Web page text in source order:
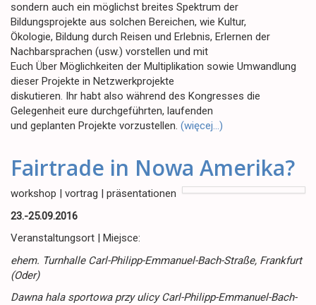
sondern auch ein möglichst breites Spektrum der
Bildungsprojekte aus solchen Bereichen, wie Kultur,
Ökologie, Bildung durch Reisen und Erlebnis, Erlernen der
Nachbarsprachen (usw.) vorstellen und mit
Euch Über Möglichkeiten der Multiplikation sowie Umwandlung
dieser Projekte in Netzwerkprojekte
diskutieren. Ihr habt also während des Kongresses die
Gelegenheit eure durchgeführten, laufenden
und geplanten Projekte vorzustellen. (więcej…)
Fairtrade in Nowa Amerika?
workshop | vortrag | präsentationen
23.-25.09.2016
Veranstaltungsort | Miejsce:
ehem. Turnhalle Carl-Philipp-Emmanuel-Bach-Straße, Frankfurt
(Oder)
Dawna hala sportowa przy ulicy Carl-Philipp-Emmanuel-Bach-